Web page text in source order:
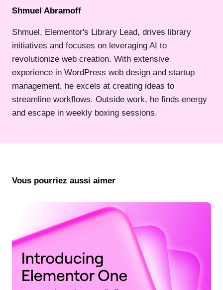
Shmuel Abramoff
Shmuel, Elementor's Library Lead, drives library
initiatives and focuses on leveraging AI to
revolutionize web creation. With extensive
experience in WordPress web design and startup
management, he excels at creating ideas to
streamline workflows. Outside work, he finds energy
and escape in weekly boxing sessions.
Vous pourriez aussi aimer